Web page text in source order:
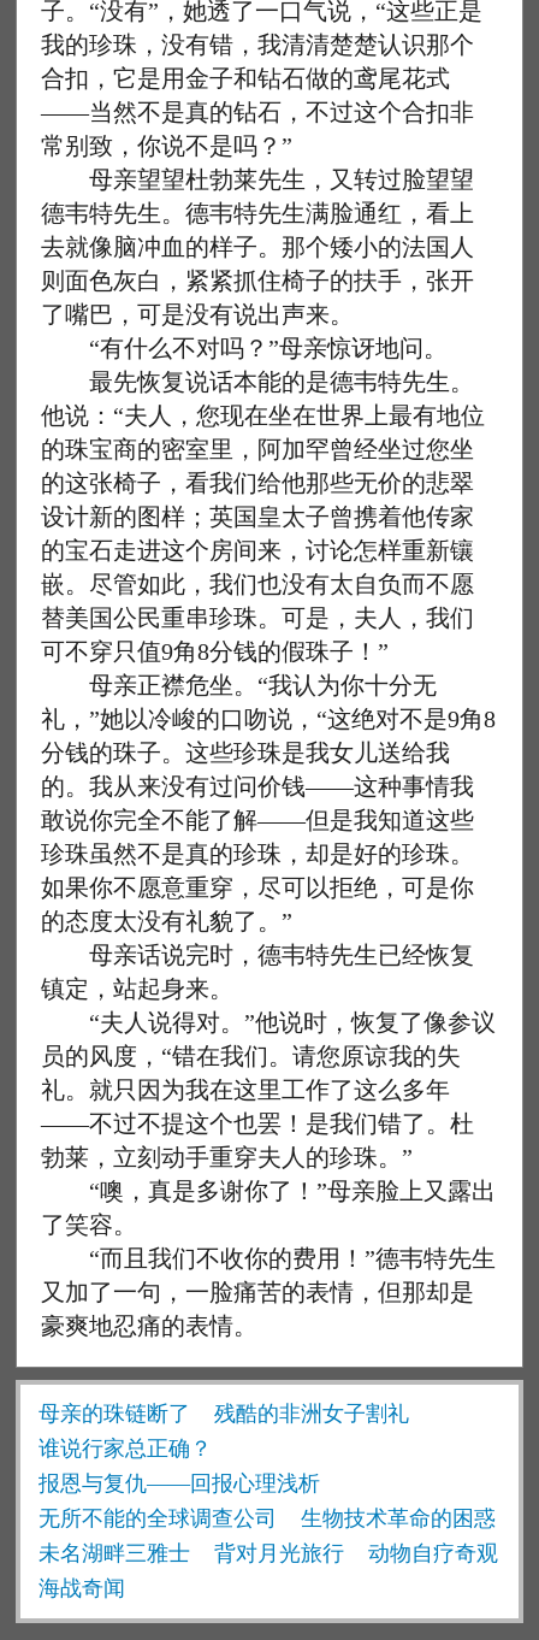
子。“没有”，她透了一口气说，“这些正是
我的珍珠，没有错，我清清楚楚认识那个
合扣，它是用金子和钻石做的鸢尾花式
——当然不是真的钻石，不过这个合扣非
常别致，你说不是吗？”
母亲望望杜勃莱先生，又转过脸望望
德韦特先生。德韦特先生满脸通红，看上
去就像脑冲血的样子。那个矮小的法国人
则面色灰白，紧紧抓住椅子的扶手，张开
了嘴巴，可是没有说出声来。
“有什么不对吗？”母亲惊讶地问。
最先恢复说话本能的是德韦特先生。
他说：“夫人，您现在坐在世界上最有地位
的珠宝商的密室里，阿加罕曾经坐过您坐
的这张椅子，看我们给他那些无价的悲翠
设计新的图样；英国皇太子曾携着他传家
的宝石走进这个房间来，讨论怎样重新镶
嵌。尽管如此，我们也没有太自负而不愿
替美国公民重串珍珠。可是，夫人，我们
可不穿只值9角8分钱的假珠子！”
母亲正襟危坐。“我认为你十分无
礼，”她以冷峻的口吻说，“这绝对不是9角8
分钱的珠子。这些珍珠是我女儿送给我
的。我从来没有过问价钱——这种事情我
敢说你完全不能了解——但是我知道这些
珍珠虽然不是真的珍珠，却是好的珍珠。
如果你不愿意重穿，尽可以拒绝，可是你
的态度太没有礼貌了。”
母亲话说完时，德韦特先生已经恢复
镇定，站起身来。
“夫人说得对。”他说时，恢复了像参议
员的风度，“错在我们。请您原谅我的失
礼。就只因为我在这里工作了这么多年
——不过不提这个也罢！是我们错了。杜
勃莱，立刻动手重穿夫人的珍珠。”
“噢，真是多谢你了！”母亲脸上又露出
了笑容。
“而且我们不收你的费用！”德韦特先生
又加了一句，一脸痛苦的表情，但那却是
豪爽地忍痛的表情。
母亲的珠链断了
残酷的非洲女子割礼
谁说行家总正确？
报恩与复仇——回报心理浅析
无所不能的全球调查公司
生物技术革命的困惑
未名湖畔三雅士
背对月光旅行
动物自疗奇观
海战奇闻